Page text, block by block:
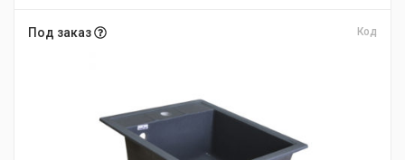
Под заказ Код